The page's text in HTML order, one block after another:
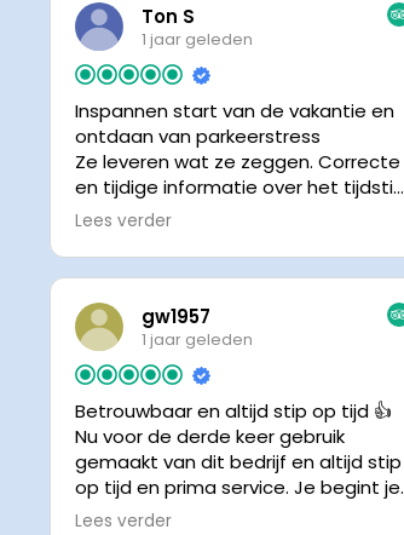
chauffeur, met een prachtige auto
was het een comfortabele rit. Graag
tot de volgende de keer.
Ton S
1 jaar geleden
Inspannen start van de vakantie en
ontdaan van parkeerstress
Ze leveren wat ze zeggen. Correcte
en tijdige informatie over het tijdstip
van ophalen. Voldeed ook nu weer
Lees verder
gw1957
1 jaar geleden
Betrouwbaar en altijd stip op tijd 👍
Nu voor de derde keer gebruik
gemaakt van dit bedrijf en altijd stip
op tijd en prima service. Je begint je
vakantie zonder zorgen iig. 👍👍
Lees verder